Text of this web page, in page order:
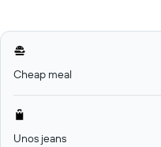
Cheap meal
Unos jeans